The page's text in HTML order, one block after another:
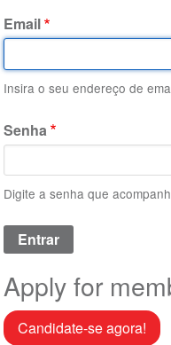
Email
Insira o seu endereço de
Senha
Digite a senha que
Apply for
Candidate-se agora!